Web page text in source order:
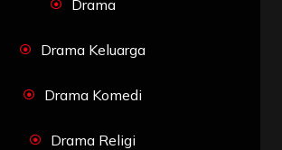
Drama
Drama Keluarga
Drama Komedi
Drama Religi